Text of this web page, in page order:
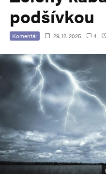
podšívkou
Komentář 29. 12. 2025 4